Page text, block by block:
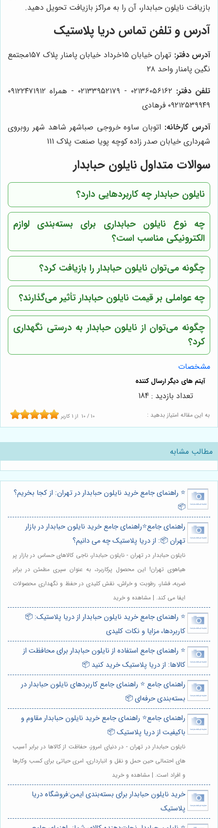
بازیافت نایلون حبابدار، آن را به مراکز بازیافت تحویل دهید.
آدرس و تلفن تماس دریا پلاستیک
آدرس دفتر:
تهران خیابان ۱۵خرداد خیابان پامنار پلاک ۱۵۷مجتمع
نگین پامنار واحد ۲۸
تلفن دفتر:
۰۲۱۳۶۰۵۶۱۶۲ - ۰۲۱۳۳۹۵۲۱۷۹ - همراه ۰۹۱۲۲۴۷۱۹۱۲
۰۹۲۱۲۵۳۹۹۴۹ فرهادی
آدرس کارخانه: اتوبان ساوه خروجی صباشهر شاهد شهر روبروی
شهرداری خیابان صدر زاده کوچه پویا صنعت پلاک 111
سوالات متداول نایلون حبابدار
نایلون حبابدار چه کاربردهایی دارد؟
چه نوع نایلون حبابداری برای بسته‌بندی لوازم
الکترونیکی مناسب است؟
چگونه می‌توان نایلون حبابدار را بازیافت کرد؟
چه عواملی بر قیمت نایلون حبابدار تأثیر می‌گذارند؟
چگونه می‌توان از نایلون حبابدار به درستی نگهداری
کرد؟
مشخصات
به این مقاله امتیاز بدهید : 10 / 10 از 1 کاربر
تعداد بازدید : 184
مطالب مشابه
⭐️ راهنمای جامع خرید نایلون حبابدار در تهران: از کجا بخریم؟
📦
راهنمای جامع⭐️راهنمای جامع خرید نایلون حبابدار در بازار
تهران 📦: از دریا پلاستیک چه می دانیم؟
نایلون حبابدار در تهران - نایلون حبابدار، ناجی کالاهای حساس در بازار پر
هیاهوی تهران! این محصول پرکاربرد، به عنوان سپری مطمئن در برابر
ضربه، فشار، رطوبت و خراش، نقش کلیدی در حفظ و نگهداری محصولات
ایفا می کند. | مشاهده و خرید
⭐️ راهنمای جامع خرید نایلون حبابدار از دریا پلاستیک: 📦
کاربردها، مزایا و نکات کلیدی
⭐️ راهنمای جامع استفاده از نایلون حبابدار برای محافظت از
کالاها: از دریا پلاستیک خرید کنید 📦
راهنمای جامع ⭐️ راهنمای جامع کاربردهای نایلون حبابدار در
بسته‌بندی حرفه‌ای 📦
راهنمای جامع⭐️ راهنمای جامع خرید نایلون حبابدار مقاوم و
باکیفیت از دریا پلاستیک 📦
نایلون حبابدار در تهران - در دنیای امروز، حفاظت از کالاها در برابر آسیب
های احتمالی حین حمل و نقل و انبارداری، امری حیاتی برای کسب وکارها
و افراد است. | مشاهده و خرید
خرید نایلون حبابدار برای بسته‌بندی ایمن:فروشگاه دریا
پلاستیک